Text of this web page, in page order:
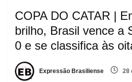
COPA DO CATAR |
brilho, Brasil vence a
0 e se classifica às
Expressão Brasiliense 28